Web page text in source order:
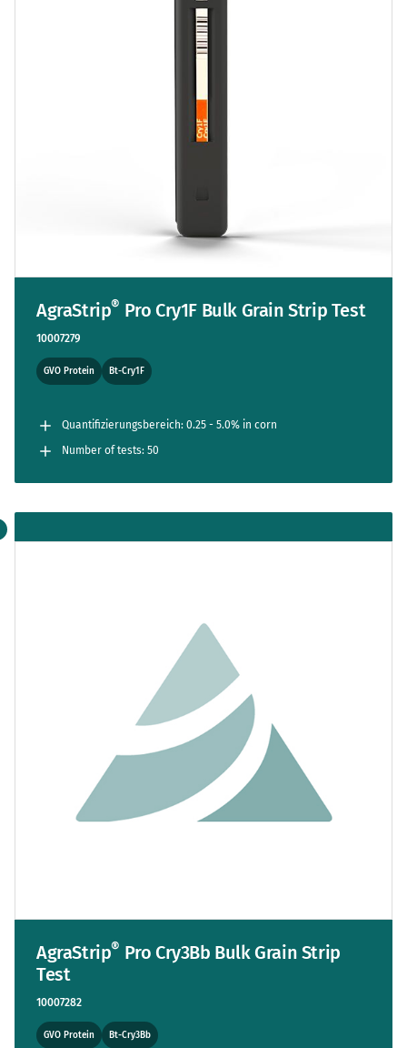
AgraStrip® Pro Cry1F Bulk Grain Strip Test
10007279
GVO Protein Bt-Cry1F
Quantifizierungsbereich: 0.25 - 5.0% in corn
Number of tests: 50
AgraStrip® Pro Cry3Bb Bulk Grain Strip
Test
10007282
GVO Protein Bt-Cry3Bb